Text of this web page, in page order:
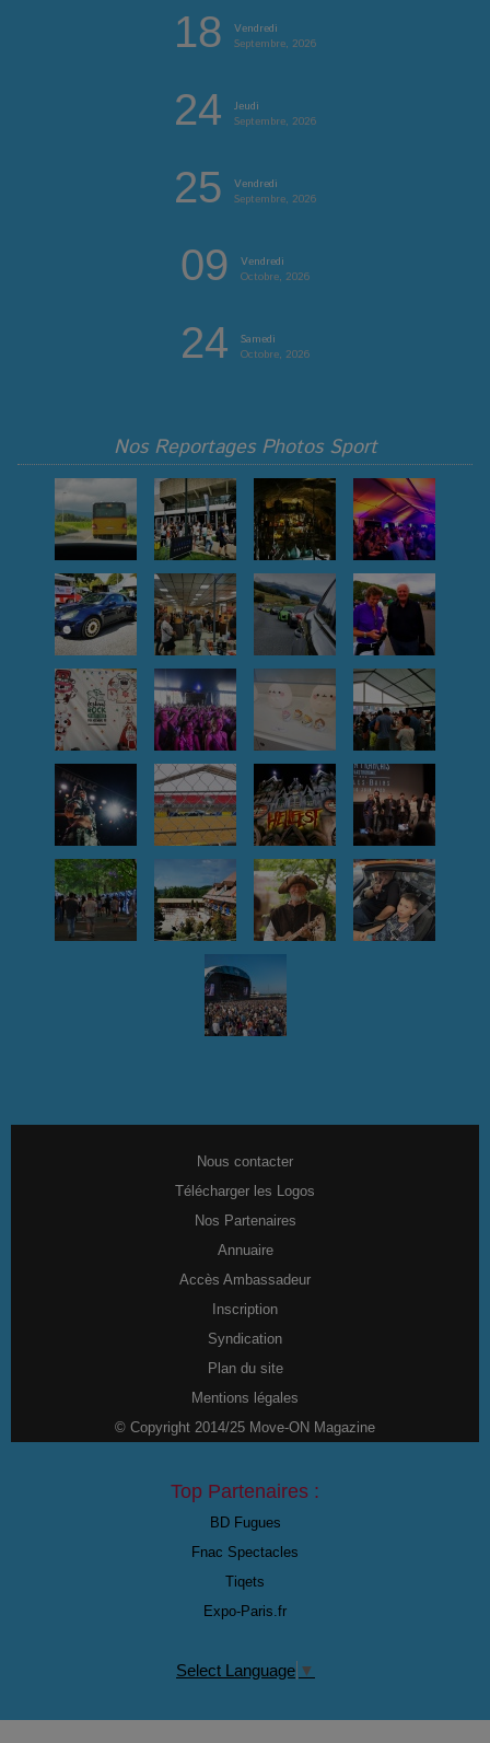
18
Vendredi
Septembre, 2026
24
Jeudi
Septembre, 2026
25
Vendredi
Septembre, 2026
09
Vendredi
Octobre, 2026
24
Samedi
Octobre, 2026
Nos Reportages Photos Sport
Nous contacter
Télécharger les Logos
Nos Partenaires
Annuaire
Accès Ambassadeur
Inscription
Syndication
Plan du site
Mentions légales
© Copyright 2014/25 Move-ON Magazine
Top Partenaires :
BD Fugues
Fnac Spectacles
Tiqets
Expo-Paris.fr
Select Language ▼